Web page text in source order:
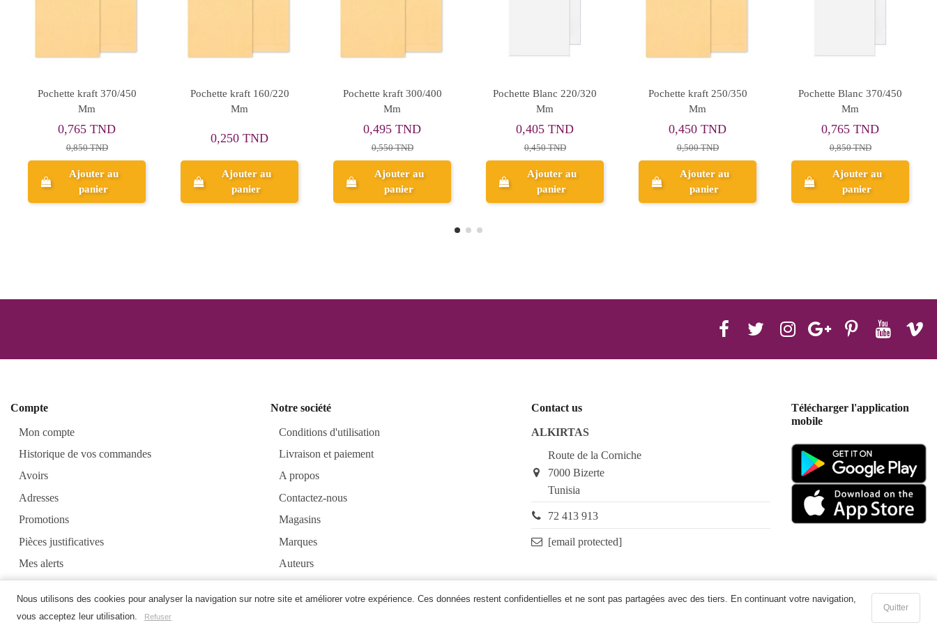
Nous utilisons des cookies pour analyser la navigation sur notre site et améliorer votre expérience. Ces données restent confidentielles et ne sont pas partagées avec des tiers. En continuant votre navigation,
vous acceptez leur utilisation.
Refuser
Quitter
Pochette kraft 220/320
Mm
0,450 TND
0,500 TND
Ajouter au
panier
Pochette Blanc 170/250
Mm
Ajouter au
panier
Pochette Kraft 23x32
0,500 TND
Ajouter au
panier
Pochette Blanc 250/350
Mm
0,418 TND
0,464 TND
Ajouter au
panier
Pochette kraft 170/250
Mm
0,270 TND
0,300 TND
Ajouter au
panier
POCH KRAFT BULLE
D'AIR 34/47
3,106 TND
3,451 TND
Ajouter au
panier
Compte
Mon compte
Historique de vos commandes
Avoirs
Adresses
Promotions
Pièces justificatives
Mes alerts
Notre société
Conditions d'utilisation
Livraison et paiement
A propos
Contactez-nous
Magasins
Marques
Auteurs
Contact us
ALKIRTAS
Route de la Corniche
7000 Bizerte
Tunisia
72 413 913
[email protected]
Télécharger l'application
mobile